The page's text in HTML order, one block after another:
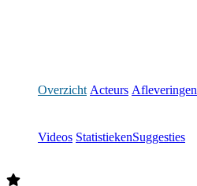
Overzicht Acteurs Afleveringen
Videos StatistiekenSuggesties